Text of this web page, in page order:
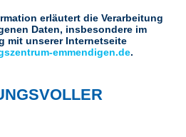
erläutert die Verarbeitung
Daten, insbesondere im
mit unserer Internetseite
emmendigen.de.